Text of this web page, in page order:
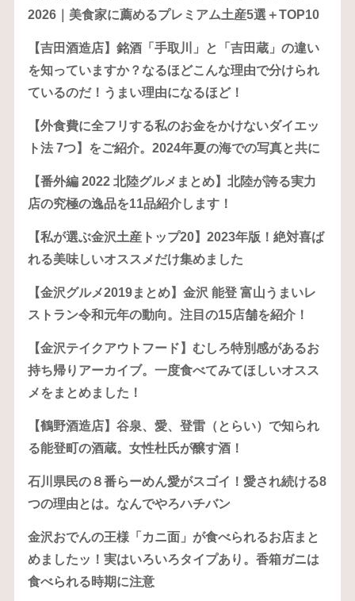
2026｜美食家に薦めるプレミアム土産5選＋TOP10
【吉田酒造店】銘酒「手取川」と「吉田蔵」の違い
を知っていますか？なるほどこんな理由で分けられ
ているのだ！うまい理由になるほど！
【外食費に全フリする私のお金をかけないダイエッ
ト法 7つ】をご紹介。2024年夏の海での写真と共に
【番外編 2022 北陸グルメまとめ】北陸が誇る実力
店の究極の逸品を11品紹介します！
【私が選ぶ金沢土産トップ20】2023年版！絶対喜ば
れる美味しいオススメだけ集めました
【金沢グルメ2019まとめ】金沢 能登 富山うまいレ
ストラン令和元年の動向。注目の15店舗を紹介！
【金沢テイクアウトフード】むしろ特別感があるお
持ち帰りアーカイブ。一度食べてみてほしいオスス
メをまとめました！
【鶴野酒造店】谷泉、愛、登雷（とらい）で知られ
る能登町の酒蔵。女性杜氏が醸す酒！
石川県民の８番らーめん愛がスゴイ！愛され続ける8
つの理由とは。なんでやろハチバン
金沢おでんの王様「カニ面」が食べられるお店まと
めましたッ！実はいろいろタイプあり。香箱ガニは
食べられる時期に注意